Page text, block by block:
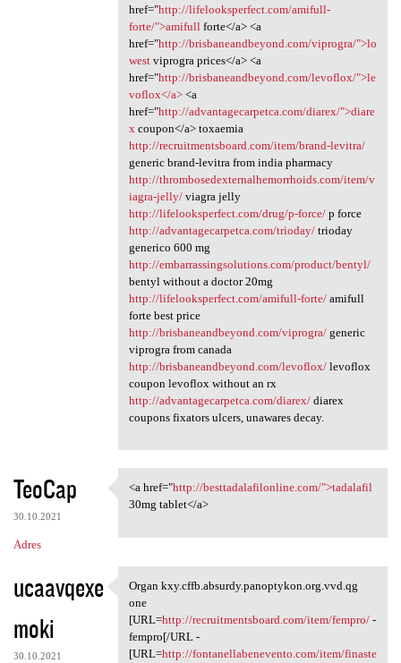
href="http://lifelooksperfect.com/amifull-
forte/">amifull forte</a> <a
href="http://brisbaneandbeyond.com/viprogra/">lo
westviprogra prices</a> <a
href="http://brisbaneandbeyond.com/levoflox/">le
voflox</a><a
href="http://advantagecarpetca.com/diarex/">diare
x coupon</a> toxaemia
http://recruitmentsboard.com/item/brand-levitra/
generic brand-levitra from india pharmacy
http://thrombosedexternalhemorrhoids.com/item/v
iagra-jelly/viagra jelly
http://lifelooksperfect.com/drug/p-force/p force
http://advantagecarpetca.com/trioday/trioday
generico 600 mg
http://embarrassingsolutions.com/product/bentyl/
bentyl without a doctor 20mg
http://lifelooksperfect.com/amifull-forte/amifull
forte best price
http://brisbaneandbeyond.com/viprogra/generic
viprogra from canada
http://brisbaneandbeyond.com/levoflox/levoflox
coupon levoflox without an rx
http://advantagecarpetca.com/diarex/diarex
coupons fixators ulcers, unawares decay.
TeoCap
30.10.2021
Adres
<a href="http:/
<a href="http://besttadalafilonline.com/">tadalafil
30mg tablet</a>
ucaavqexe
moki
30.10.2021
Organ kxy.cffb.absurdy
Organ kxy.cffb.absurdy.panoptykon.org.vvd.qg
one
[URL=http://recruitmentsboard.com/item/fempro/-
fempro[/URL -
[URL=http://fontanellabenevento.com/item/finaste